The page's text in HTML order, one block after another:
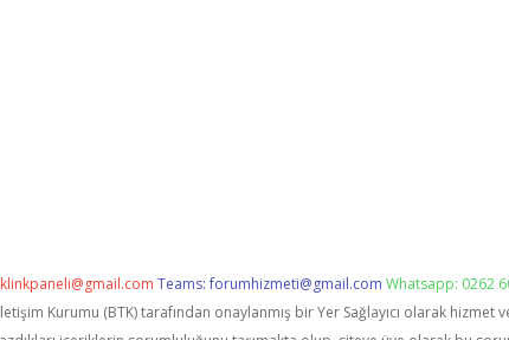
Teams:forumhizmeti@gmail.com Whatsapp: 0262
Kurumu (BTK) tarafından onaylanmış bir Yer Sağlayıcı olarak